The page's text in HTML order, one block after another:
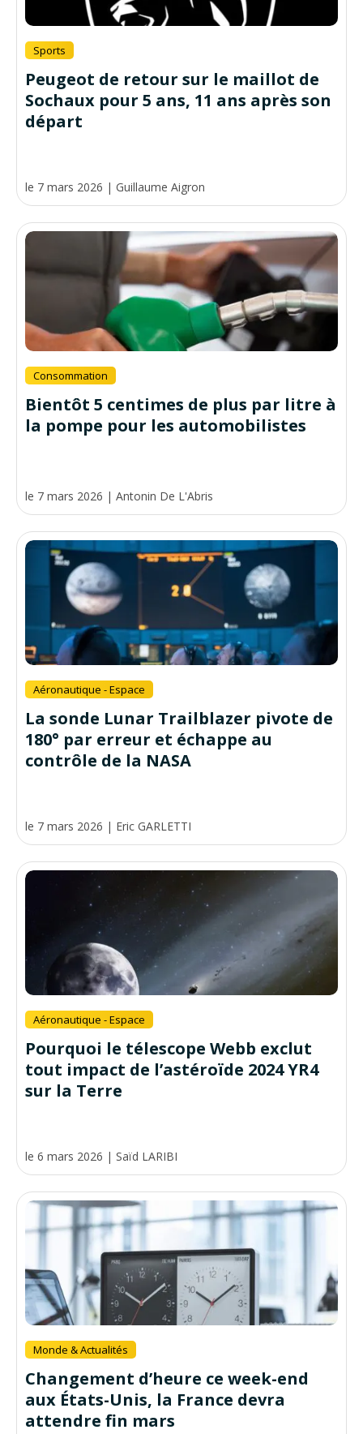
Sports
Peugeot de retour sur le maillot de
Sochaux pour 5 ans, 11 ans après son
départ
le 7 mars 2026 | Guillaume Aigron
Consommation
Bientôt 5 centimes de plus par litre à
la pompe pour les automobilistes
le 7 mars 2026 | Antonin De L'Abris
Aéronautique - Espace
La sonde Lunar Trailblazer pivote de
180° par erreur et échappe au
contrôle de la NASA
le 7 mars 2026 | Eric GARLETTI
Aéronautique - Espace
Pourquoi le télescope Webb exclut
tout impact de l’astéroïde 2024 YR4
sur la Terre
le 6 mars 2026 | Saïd LARIBI
Monde & Actualités
Changement d’heure ce week-end
aux États-Unis, la France devra
attendre fin mars